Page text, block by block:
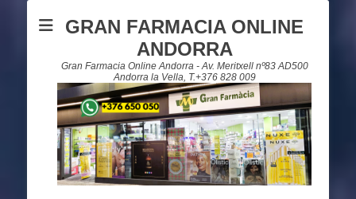
GRAN FARMACIA ONLINE
ANDORRA
Gran Farmacia Online Andorra - Av. Meritxell nº83 AD500
Andorra la Vella, T.+376 828 009